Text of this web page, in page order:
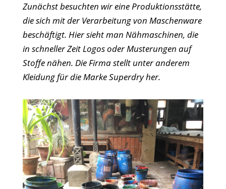
Zunächst besuchten wir eine Produktionsstätte,
die sich mit der Verarbeitung von Maschenware
beschäftigt. Hier sieht man Nähmaschinen, die
in schneller Zeit Logos oder Musterungen auf
Stoffe nähen. Die Firma stellt unter anderem
Kleidung für die Marke Superdry her.